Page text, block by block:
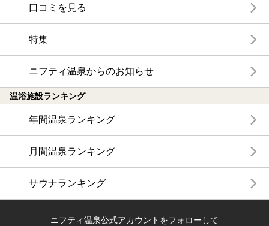
口コミを見る
特集
ニフティ温泉からのお知らせ
温浴施設ランキング
年間温泉ランキング
月間温泉ランキング
サウナランキング
ニフティ温泉公式アカウントをフォローして